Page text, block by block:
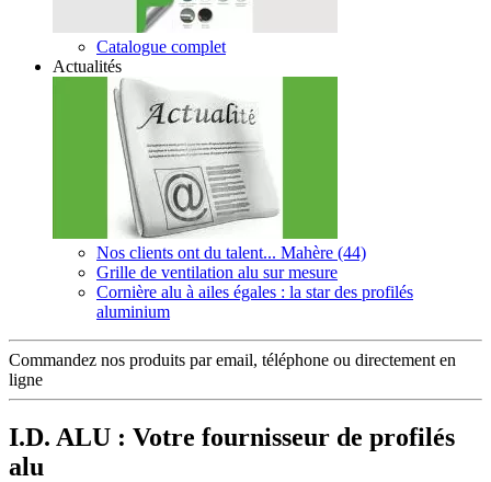
Catalogue complet
Actualités
Nos clients ont du talent... Mahère (44)
Grille de ventilation alu sur mesure
Cornière alu à ailes égales : la star des profilés
aluminium
Commandez nos produits par email, téléphone ou directement en
ligne
I.D. ALU : Votre fournisseur de profilés
alu